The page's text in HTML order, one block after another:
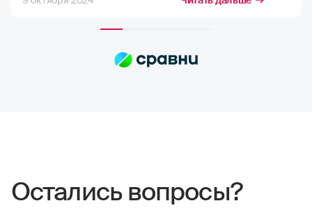
полностью устраивает расчёт страховых
договору, и их хватает на качественный
Остались вопросы?